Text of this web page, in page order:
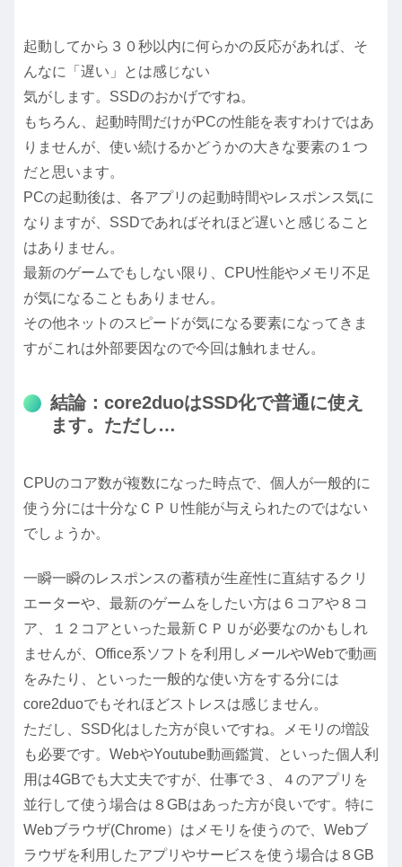
起動してから３０秒以内に何らかの反応があれば、そ
んなに「遅い」とは感じない
気がします。SSDのおかげですね。
もちろん、起動時間だけがPCの性能を表すわけではあ
りませんが、使い続けるかどうかの大きな要素の１つ
だと思います。
PCの起動後は、各アプリの起動時間やレスポンス気に
なりますが、SSDであればそれほど遅いと感じること
はありません。
最新のゲームでもしない限り、CPU性能やメモリ不足
が気になることもありません。
その他ネットのスピードが気になる要素になってきま
すがこれは外部要因なので今回は触れません。
結論：core2duoはSSD化で普通に使え
ます。ただし…
CPUのコア数が複数になった時点で、個人が一般的に
使う分には十分なＣＰＵ性能が与えられたのではない
でしょうか。
一瞬一瞬のレスポンスの蓄積が生産性に直結するクリ
エーターや、最新のゲームをしたい方は６コアや８コ
ア、１２コアといった最新ＣＰＵが必要なのかもしれ
ませんが、Office系ソフトを利用しメールやWebで動画
をみたり、といった一般的な使い方をする分には
core2duoでもそれほどストレスは感じません。
ただし、SSD化はした方が良いですね。メモリの増設
も必要です。WebやYoutube動画鑑賞、といった個人利
用は4GBでも大丈夫ですが、仕事で３、４のアプリを
並行して使う場合は８GBはあった方が良いです。特に
Webブラウザ(Chrome）はメモリを使うので、Webブ
ラウザを利用したアプリやサービスを使う場合は８GB